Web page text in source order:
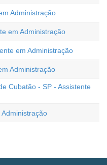
Administração
em Administração
em Administração
Administração
Cubatão - SP - Assistente